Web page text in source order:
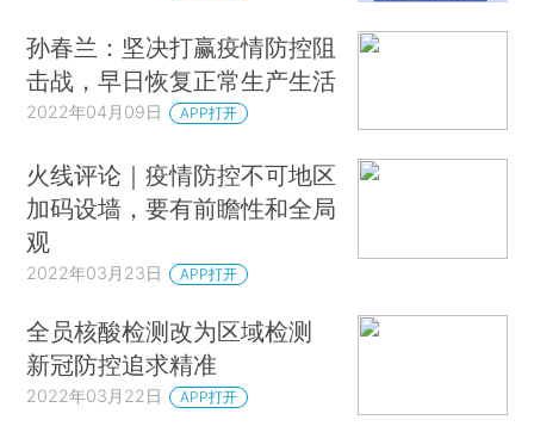
孙春兰：坚决打赢疫情防控阻
击战，早日恢复正常生产生活
2022年04月09日 APP打开
火线评论｜疫情防控不可地区
加码设墙，要有前瞻性和全局
观
2022年03月23日 APP打开
全员核酸检测改为区域检测
新冠防控追求精准
2022年03月22日 APP打开